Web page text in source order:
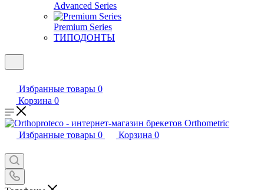
Advanced Series
Premium Series
ТИПОДОНТЫ
Избранные товары 0
Корзина 0
Избранные товары 0 Корзина 0